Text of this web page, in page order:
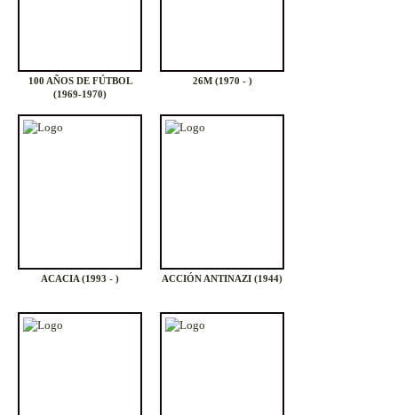
100 AÑOS DE FÚTBOL
(1969-1970)
26M (1970 - )
ACACIA (1993 - ) ACCIÓN ANTINAZI (1944)